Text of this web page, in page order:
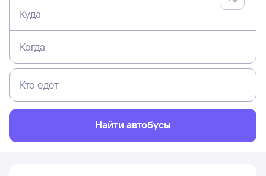
Куда
Когда
Кто едет
Найти автобусы